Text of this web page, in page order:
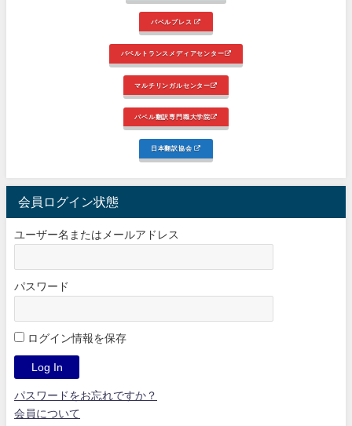
バベルプレス
バベルトランスメディアセンター
マルチリンガルセンター
バベル翻訳専門職大学院
日本翻訳協会
会員ログイン状態
ユーザー名またはメールアドレス
パスワード
ログイン情報を保存
パスワードをお忘れですか？
会員について